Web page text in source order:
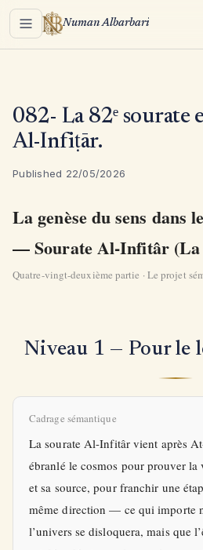
Menu Numan Albarbari
082- La 82ᵉ sourate
Al-Infiṭār.
Published 22/05/2026
La genèse du sens dans
— Sourate Al-Infitâr (La
Quatre-vingt-deuxième partie · Le projet
Niveau 1 — Pour le
Cadrage sémantique
La sourate Al-Infitâr vient après
ébranlé le cosmos pour prouver la
et sa source, pour franchir une
même direction — ce qui importe
l’univers se disloquera, mais que